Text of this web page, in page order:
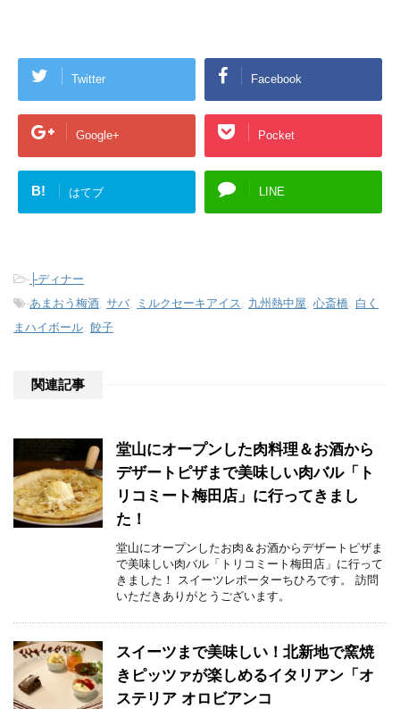
Twitter Facebook
Google+ Pocket
B! はてブ LINE
- ├ディナー
-あまおう梅酒, サバ, ミルクセーキアイス, 九州熱中屋, 心斎橋, 白く
まハイボール, 餃子
関連記事
堂山にオープンした肉料理＆お酒から
デザートピザまで美味しい肉バル「ト
リコミート梅田店」に行ってきまし
た！
堂山にオープンしたお肉＆お酒からデザートピザま
で美味しい肉バル「トリコミート梅田店」に行って
きました！ スイーツレポーターちひろです。 訪問
いただきありがとうございます。
スイーツまで美味しい！北新地で窯焼
きピッツァが楽しめるイタリアン「オ
ステリア オロビアンコ